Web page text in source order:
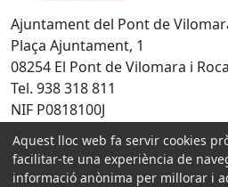
Ajuntament del Pont de
Plaça Ajuntament, 1
08254 El Pont de Vilomara i
Tel. 938 318 811
NIF P0818100J
Amb la col·laboració de:
Aquest lloc web fa servir cookies
facilitar-te una experiència de
informació anònima per millorar i